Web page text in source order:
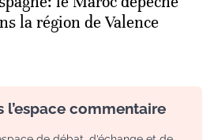
la région de Valence
l’espace commentaire